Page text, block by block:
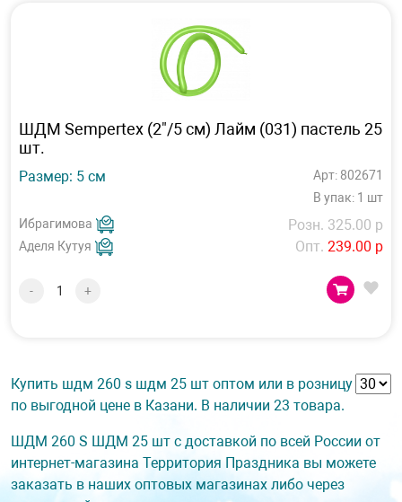
ШДМ Sempertex (2"/5 см) Лайм (031) пастель 25
шт.
Размер: 5 см
Арт: 802671
В упак: 1 шт
Ибрагимова
Аделя Кутуя
Розн. 325.00 р
Опт. 239.00 р
- +
Купить шдм 260 s шдм 25 шт оптом или в розницу
по выгодной цене в Казани. В наличии 23 товара.
ШДМ 260 S ШДМ 25 шт с доставкой по всей России от
интернет-магазина Территория Праздника вы можете
заказать в наших оптовых магазинах либо через